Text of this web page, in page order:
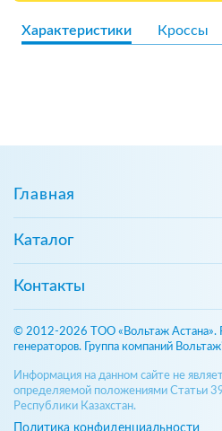
Характеристики Кроссы
Главная
Каталог
Контакты
© 2012-2026 ТОО «Вольтаж Астана».
генераторов. Группа компаний
Информация на данном сайте не
определяемой положениями Статьи
Республики Казахстан.
Политика конфиденциальности